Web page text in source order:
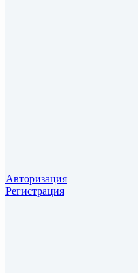
Авторизация
Регистрация